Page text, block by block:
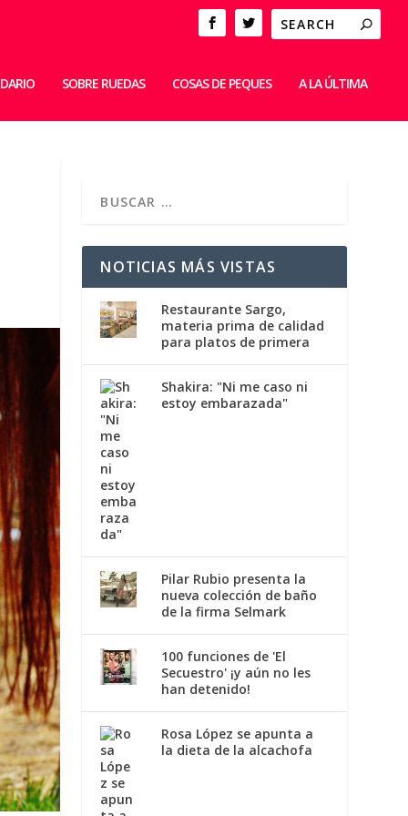
SOBRE RUEDAS COSAS DE PEQUES A LA ÚLTIMA
NOTICIAS MÁS VISTAS
Restaurante Sargo,
materia prima de calidad
para platos de primera
Shakira: "Ni me caso ni
estoy embarazada"
Pilar Rubio presenta la
nueva colección de baño
de la firma Selmark
100 funciones de 'El
Secuestro' ¡y aún no les
han detenido!
Rosa López se apunta a
la dieta de la alcachofa